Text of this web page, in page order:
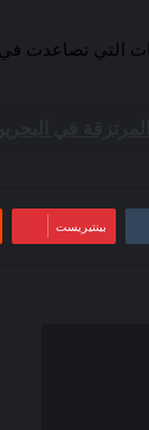
التي تصاعدت في
بينتيريست